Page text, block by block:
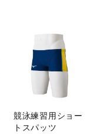
競泳練習用ショー
トスパッツ